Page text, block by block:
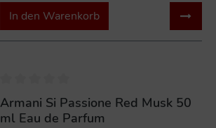
In den Warenkorb
Armani Si Passione Red Musk 50
ml Eau de Parfum